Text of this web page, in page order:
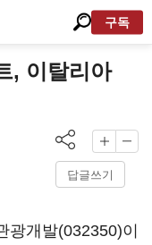
구독
, 이탈리아
답글쓰기
광개발(032350)이